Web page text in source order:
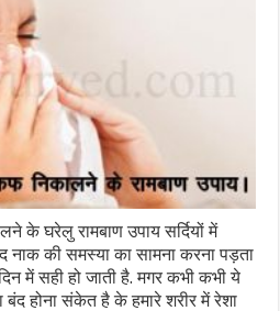
के घरेलु रामबाण उपाय सर्दियों में
की समस्या का सामना करना पड़ता
में सही हो जाती है. मगर कभी कभी ये
होना संकेत है के हमारे शरीर में रेशा